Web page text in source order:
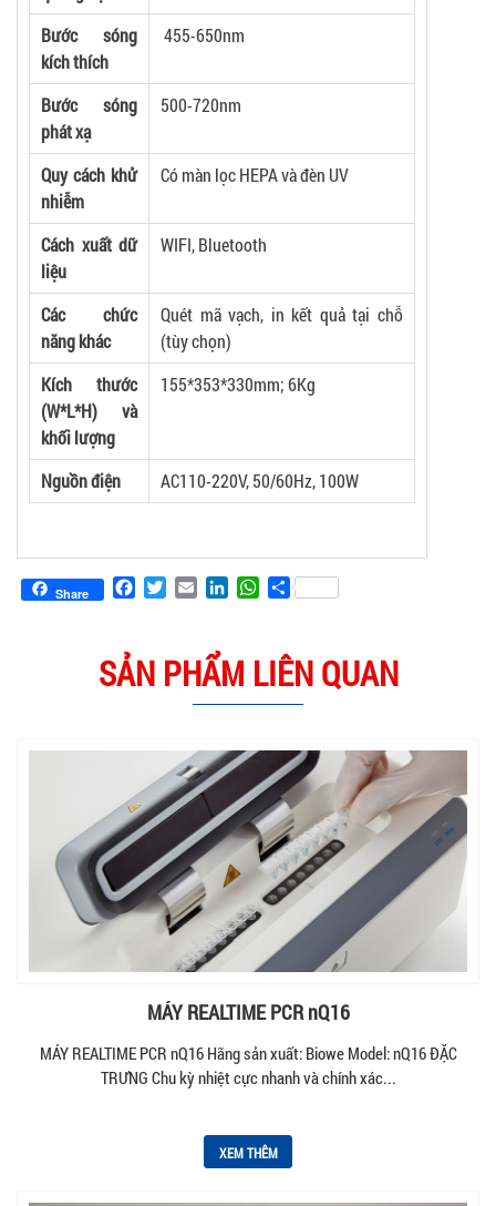
Bước sóng
kích thích
455-650nm
Bước sóng
phát xạ
500-720nm
Quy cách khử
nhiễm
Có màn lọc HEPA và đèn UV
Cách xuất dữ
liệu
WIFI, Bluetooth
Các chức
năng khác
Quét mã vạch, in kết quả tại chỗ
(tùy chọn)
Kích thước
(W*L*H) và
khối lượng
155*353*330mm; 6Kg
Nguồn điện AC110-220V, 50/60Hz, 100W
Share FacebookTwitterEmail LinkedInWhatsApp
Share
SẢN PHẨM LIÊN QUAN
MÁY REALTIME PCR nQ16
MÁY REALTIME PCR nQ16 Hãng sản xuất: Biowe Model: nQ16 ĐẶC
TRƯNG Chu kỳ nhiệt cực nhanh và chính xác...
XEM THÊM